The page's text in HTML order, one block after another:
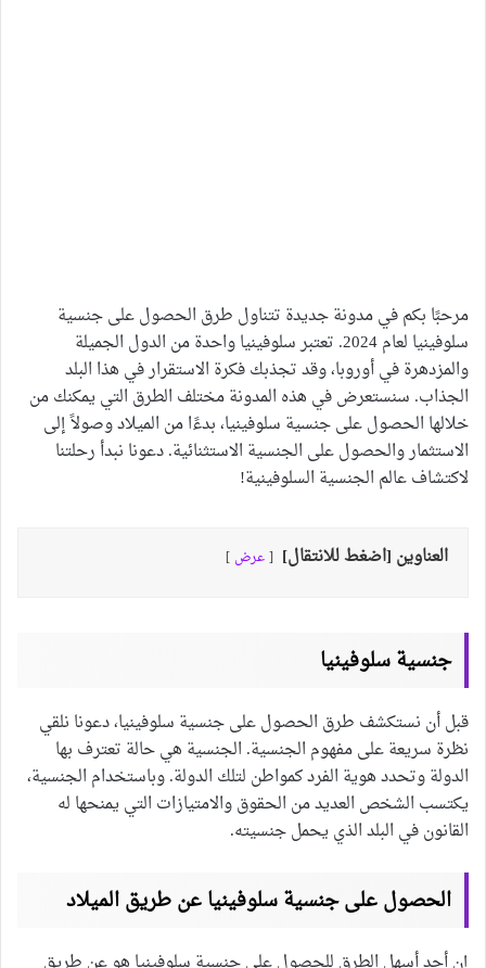
مرحبًا بكم في مدونة جديدة تتناول طرق الحصول على جنسية
سلوفينيا لعام 2024. تعتبر سلوفينيا واحدة من الدول الجميلة
والمزدهرة في أوروبا، وقد تجذبك فكرة الاستقرار في هذا البلد
الجذاب. سنستعرض في هذه المدونة مختلف الطرق التي يمكنك من
خلالها الحصول على جنسية سلوفينيا، بدءًا من الميلاد وصولاً إلى
الاستثمار والحصول على الجنسية الاستثنائية. دعونا نبدأ رحلتنا
لاكتشاف عالم الجنسية السلوفينية!
العناوين [اضغط للانتقال] عرض
جنسية سلوفينيا
قبل أن نستكشف طرق الحصول على جنسية سلوفينيا، دعونا نلقي
نظرة سريعة على مفهوم الجنسية. الجنسية هي حالة تعترف بها
الدولة وتحدد هوية الفرد كمواطن لتلك الدولة. وباستخدام الجنسية،
يكتسب الشخص العديد من الحقوق والامتيازات التي يمنحها له
القانون في البلد الذي يحمل جنسيته.
الحصول على جنسية سلوفينيا عن طريق الميلاد